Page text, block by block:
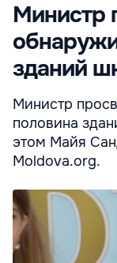
Министр
зданий
Министр
половина
этом Майя
Moldova.org.